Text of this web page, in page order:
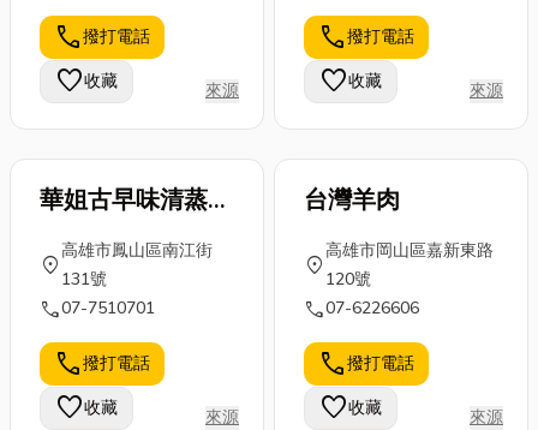
多，該怎麼
挑？哪些細節
一定要注意？
今天就來跟大
家聊聊汽油發
電機的...
損耗。很多人
以為只要室內
牆面沒有明顯
滲水或剝落，
就代表房子
一...
冷冰冰，其實
充滿有趣的故
事。接下來的
五點，帶你快
速認識這些隱
形...
call撥打電話
favorite收藏 來源
call撥打電話
favorite收藏 來源
華姐古早味清蒸肉
location_on
高雄市鳳山區南江街
131號
call07-7510701
call撥打電話
favorite收藏 來源
台灣羊肉
location_on
高雄市岡山區嘉新東路
120號
call07-6226606
call撥打電話
favorite收藏 來源